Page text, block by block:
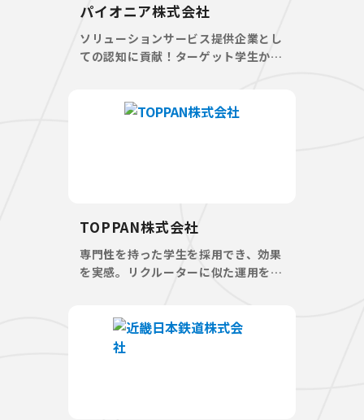
パイオニア株式会社
ソリューションサービス提供企業とし
ての認知に貢献！ターゲット学生から
TOPPAN株式会社
専門性を持った学生を採用でき、効果
を実感。リクルーターに似た運用を行